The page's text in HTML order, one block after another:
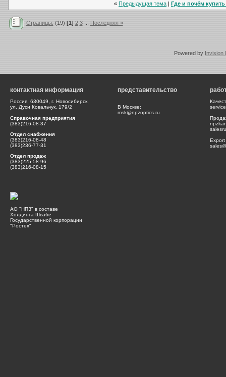
« Предыдущая тема | Где и почём
Страницы: (19) [1] 2 3... Последняя »
Powered by Invision
контактная информация
Россия, 630049, г. Новосибирск,
ул. Дуси Ковальчук, 179/2
Справочная предприятия
(383)216-08-37
Отдел снабжения
(383)216-08-48
(383)236-77-31
Отдел продаж
(383)225-58-96
(383)216-08-15
представительство
В Москве:
msk@npzoptics.ru
АО "НПЗ" в составе
Холдинга Швабе
Государственной корпорации
"Ростех"